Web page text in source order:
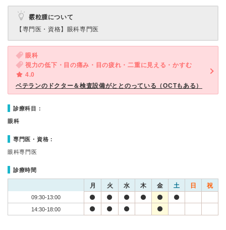
霰粒腫について
【専門医・資格】 眼科専門医
眼科
視力の低下・目の痛み・目の疲れ・二重に見える・かすむ
4.0
ベテランのドクター＆検査設備がととのっている（OCTもある）
診療科目：
眼科
専門医・資格：
眼科専門医
診療時間
月 火 水 木 金 土 日 祝
09:30-13:00
14:30-18:00